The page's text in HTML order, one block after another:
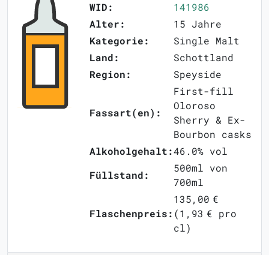
WID:
141986
Alter:
15 Jahre
Kategorie:
Single Malt
Land:
Schottland
Region:
Speyside
Fassart(en):
First-fill
Oloroso
Sherry & Ex-
Bourbon casks
Alkoholgehalt:46.0% vol
Füllstand:
500ml von
700ml
Flaschenpreis:
135,00 €
(1,93 € pro
cl)